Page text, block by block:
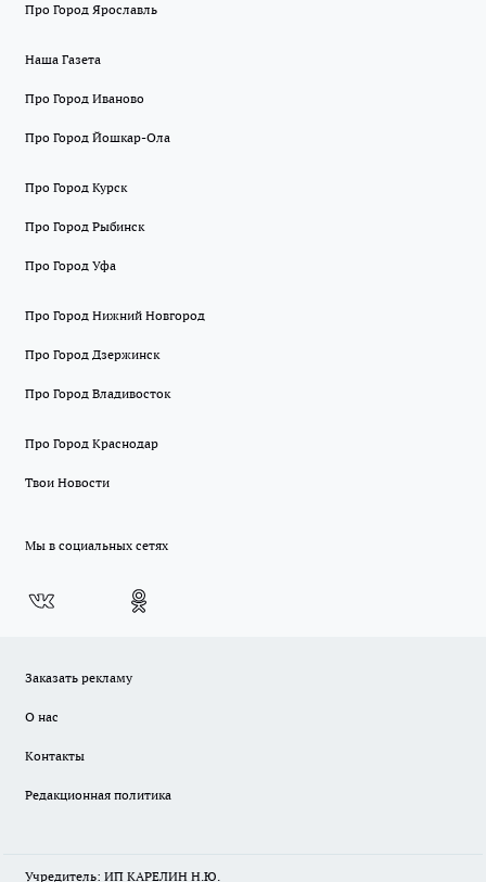
Про Город Ярославль
Наша Газета
Про Город Иваново
Про Город Йошкар-Ола
Про Город Курск
Про Город Рыбинск
Про Город Уфа
Про Город Нижний Новгород
Про Город Дзержинск
Про Город Владивосток
Про Город Краснодар
Твои Новости
Мы в социальных сетях
Заказать рекламу
О нас
Контакты
Редакционная политика
Учредитель: ИП КАРЕЛИН Н.Ю.